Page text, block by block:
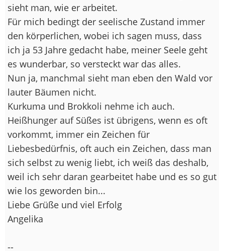
sieht man, wie er arbeitet.
Für mich bedingt der seelische Zustand immer
den körperlichen, wobei ich sagen muss, dass
ich ja 53 Jahre gedacht habe, meiner Seele geht
es wunderbar, so versteckt war das alles.
Nun ja, manchmal sieht man eben den Wald vor
lauter Bäumen nicht.
Kurkuma und Brokkoli nehme ich auch.
Heißhunger auf Süßes ist übrigens, wenn es oft
vorkommt, immer ein Zeichen für
Liebesbedürfnis, oft auch ein Zeichen, dass man
sich selbst zu wenig liebt, ich weiß das deshalb,
weil ich sehr daran gearbeitet habe und es so gut
wie los geworden bin...
Liebe Grüße und viel Erfolg
Angelika
--